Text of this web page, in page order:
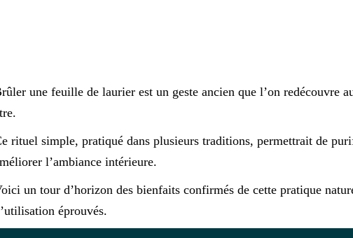
une feuille de laurier est un geste ancien que l’on redécouvre
rituel simple, pratiqué dans plusieurs traditions, permettrait de
l’ambiance intérieure.
un tour d’horizon des bienfaits confirmés de cette pratique
éprouvés.